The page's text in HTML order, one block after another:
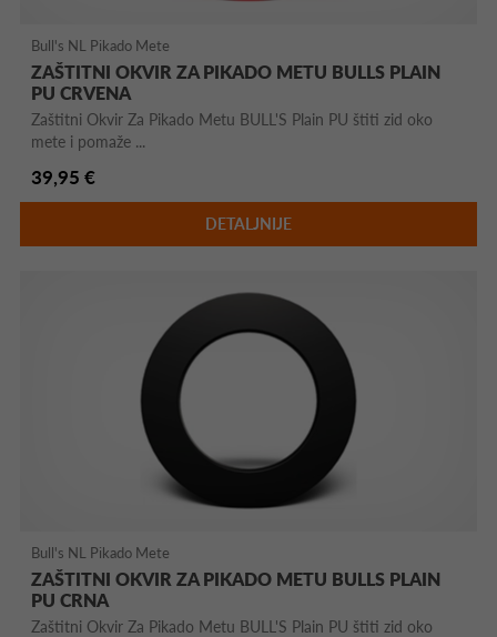
Bull's NL Pikado Mete
ZAŠTITNI OKVIR ZA PIKADO METU BULLS PLAIN
PU CRVENA
Zaštitni Okvir Za Pikado Metu BULL'S Plain PU štiti zid oko
mete i pomaže ...
39,95 €
DETALJNIJE
Bull's NL Pikado Mete
ZAŠTITNI OKVIR ZA PIKADO METU BULLS PLAIN
PU CRNA
Zaštitni Okvir Za Pikado Metu BULL'S Plain PU štiti zid oko